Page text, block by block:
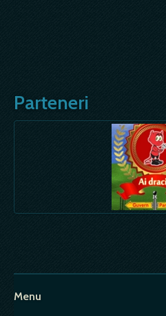
Parteneri
Menu